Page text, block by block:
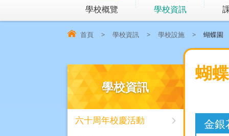
學校概覽 學校資訊
首頁 > 學校資訊 > 學校設施 > 蝴蝶園
蝴
金
學校資訊
六十周年校慶活動